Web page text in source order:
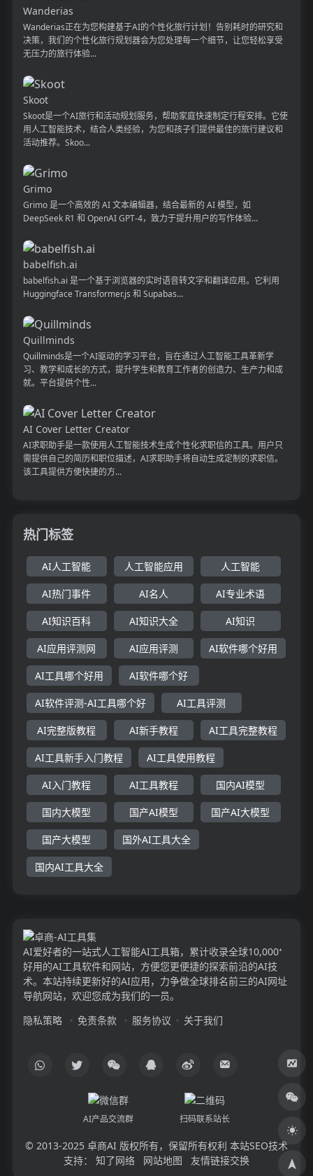
Wanderias
Wanderias正在为您构建基于AI的个性化旅行计划！告别耗时的研究和
决策，我们的个性化旅行规划器会为您处理每一个细节，让您轻松享受
无压力的旅行体验...
Skoot
Skoot是一个AI旅行和活动规划服务，帮助家庭快速制定行程安排。它使
用人工智能技术，结合人类经验，为您和孩子们提供最佳的旅行建议和
活动推荐。Skoo...
Grimo
Grimo 是一个高效的 AI 文本编辑器，结合最新的 AI 模型，如
DeepSeek R1 和 OpenAI GPT-4，致力于提升用户的写作体验...
babelfish.ai
babelfish.ai 是一个基于浏览器的实时语音转文字和翻译应用。它利用
Huggingface Transformer.js 和 Supabas...
Quillminds
Quillminds是一个AI驱动的学习平台，旨在通过人工智能工具革新学
习、教学和成长的方式，提升学生和教育工作者的创造力、生产力和成
就。平台提供个性...
AI Cover Letter Creator
AI求职助手是一款使用人工智能技术生成个性化求职信的工具。用户只
需提供自己的简历和职位描述，AI求职助手将自动生成定制的求职信。
该工具提供方便快捷的方...
热门标签
AI人工智能 人工智能应用 人工智能
AI热门事件 AI名人 AI专业术语
AI知识百科 AI知识大全 AI知识
AI应用评测网 AI应用评测 AI软件哪个好用
AI工具哪个好用 AI软件哪个好
AI软件评测-AI工具哪个好 AI工具评测
AI完整版教程 AI新手教程 AI工具完整教程
AI工具新手入门教程 AI工具使用教程
AI入门教程 AI工具教程 国内AI模型
国内大模型 国产AI模型 国产AI大模型
国产大模型 国外AI工具大全
国内AI工具大全
AI爱好者的一站式人工智能AI工具箱，累计收录全球10,000⁺
好用的AI工具软件和网站，方便您更便捷的探索前沿的AI技
术。本站持续更新好的AI应用，力争做全球排名前三的AI网址
导航网站，欢迎您成为我们的一员。
隐私策略
免责条款 服务协议 关于我们
AI产品交流群 扫码联系站长
© 2013-2025 卓商AI 版权所有，保留所有权利 本站SEO技术
支持：
知了网络 网站地图 友情链接交换